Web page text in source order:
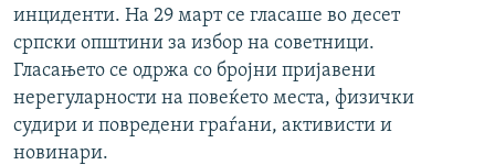
инциденти. На 29 март се гласаше во десет
српски општини за избор на советници.
Гласањето се одржа со бројни пријавени
нерегуларности на повеќето места, физички
судири и повредени граѓани, активисти и
новинари.